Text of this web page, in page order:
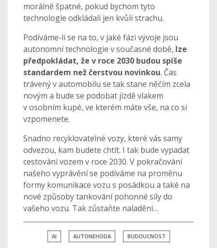
morálně špatné, pokud bychom tyto
technologie odkládali jen kvůli strachu.
Podíváme-li se na to, v jaké fázi vývoje jsou
autonomní technologie v současné době, lze
předpokládat, že v roce 2030 budou spíše
standardem než čerstvou novinkou. Čas
trávený v automobilu se tak stane něčím zcela
novým a bude se podobat jízdě vlakem
v osobním kupé, ve kterém máte vše, na co si
vzpomenete.
Snadno recyklovatelné vozy, které vás samy
odvezou, kam budete chtít. I tak bude vypadat
cestování vozem v roce 2030. V pokračování
našeho vyprávění se podíváme na proměnu
formy komunikace vozu s posádkou a také na
nové způsoby tankování pohonné síly do
vašeho vozu. Tak zůstaňte naladěni…
AI AUTONEHODA BUDOUCNOST